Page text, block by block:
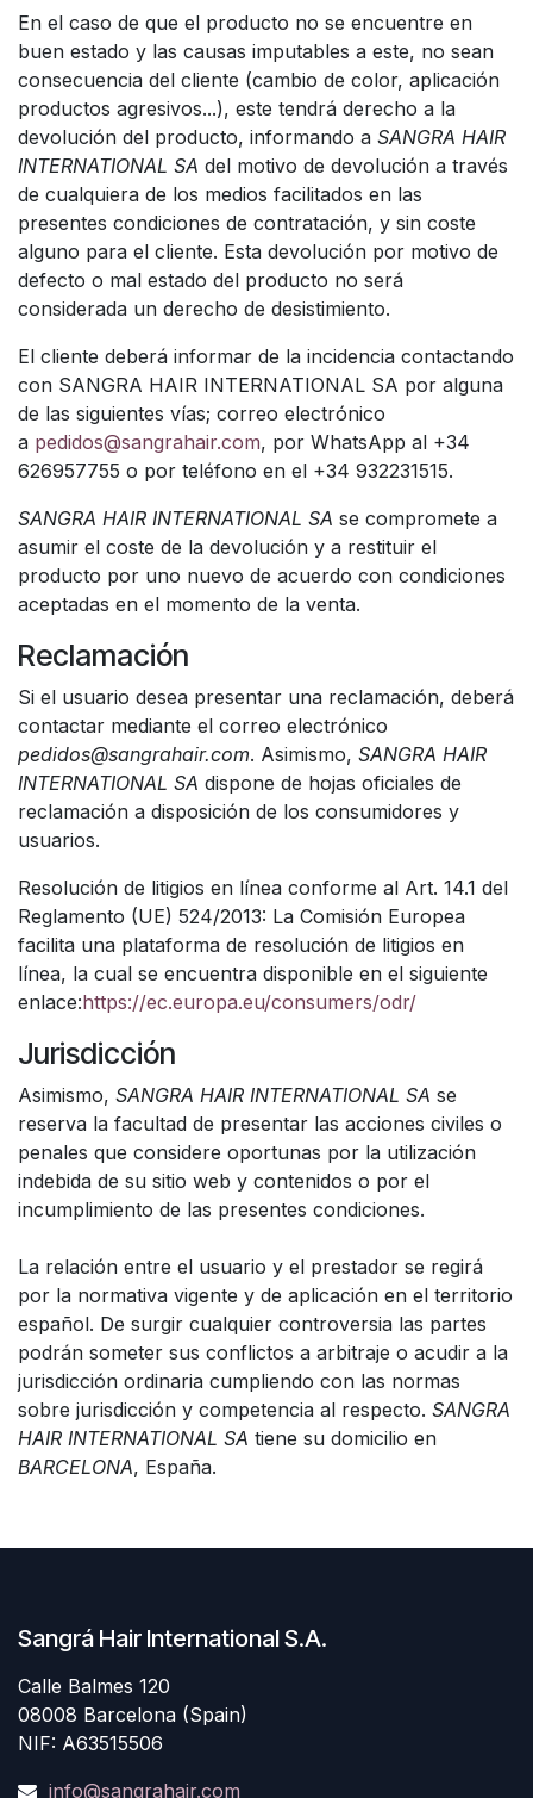
En el caso de que el producto no se encuentre en
buen estado y las causas imputables a este, no sean
consecuencia del cliente (cambio de color, aplicación
productos agresivos...), este tendrá derecho a la
devolución del producto, informando a SANGRA HAIR
INTERNATIONAL SA del motivo de devolución a través
de cualquiera de los medios facilitados en las
presentes condiciones de contratación, y sin coste
alguno para el cliente. Esta devolución por motivo de
defecto o mal estado del producto no será
considerada un derecho de desistimiento.
El cliente deberá informar de la incidencia contactando
con SANGRA HAIR INTERNATIONAL SA por alguna
de las siguientes vías; correo electrónico
a pedidos@sangrahair.com, por WhatsApp al +34
626957755 o por teléfono en el +34 932231515.
SANGRA HAIR INTERNATIONAL SA se compromete a
asumir el coste de la devolución y a restituir el
producto por uno nuevo de acuerdo con condiciones
aceptadas en el momento de la venta.
Reclamación
Si el usuario desea presentar una reclamación, deberá
contactar mediante el correo electrónico
pedidos@sangrahair.com. Asimismo, SANGRA HAIR
INTERNATIONAL SA dispone de hojas oficiales de
reclamación a disposición de los consumidores y
usuarios.
Resolución de litigios en línea conforme al Art. 14.1 del
Reglamento (UE) 524/2013: La Comisión Europea
facilita una plataforma de resolución de litigios en
línea, la cual se encuentra disponible en el siguiente
enlace:https://ec.europa.eu/consumers/odr/
Jurisdicción
Asimismo, SANGRA HAIR INTERNATIONAL SA se
reserva la facultad de presentar las acciones civiles o
penales que considere oportunas por la utilización
indebida de su sitio web y contenidos o por el
incumplimiento de las presentes condiciones.
La relación entre el usuario y el prestador se regirá
por la normativa vigente y de aplicación en el territorio
español. De surgir cualquier controversia las partes
podrán someter sus conflictos a arbitraje o acudir a la
jurisdicción ordinaria cumpliendo con las normas
sobre jurisdicción y competencia al respecto. SANGRA
HAIR INTERNATIONAL SA tiene su domicilio en
BARCELONA, España.
Sangrá Hair International S.A.
Calle Balmes 120
08008 Barcelona (Spain)
NIF: A63515506
info@sangrahair.com